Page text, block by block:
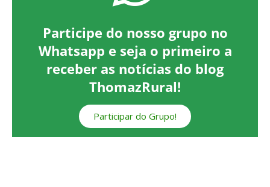
Participe do nosso grupo no
Whatsapp e seja o primeiro a
receber as notícias do blog
ThomazRural!
Participar do Grupo!